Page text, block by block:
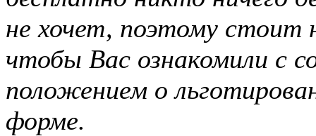
не хочет, поэтому
чтобы Вас ознакомили с
положением о
форме.